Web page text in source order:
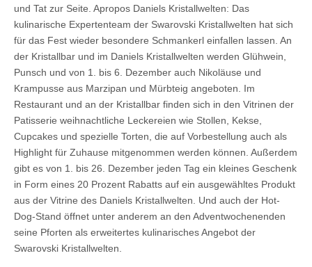
und Tat zur Seite. Apropos Daniels Kristallwelten: Das
kulinarische Expertenteam der Swarovski Kristallwelten hat sich
für das Fest wieder besondere Schmankerl einfallen lassen. An
der Kristallbar und im Daniels Kristallwelten werden Glühwein,
Punsch und von 1. bis 6. Dezember auch Nikoläuse und
Krampusse aus Marzipan und Mürbteig angeboten. Im
Restaurant und an der Kristallbar finden sich in den Vitrinen der
Patisserie weihnachtliche Leckereien wie Stollen, Kekse,
Cupcakes und spezielle Torten, die auf Vorbestellung auch als
Highlight für Zuhause mitgenommen werden können. Außerdem
gibt es von 1. bis 26. Dezember jeden Tag ein kleines Geschenk
in Form eines 20 Prozent Rabatts auf ein ausgewähltes Produkt
aus der Vitrine des Daniels Kristallwelten. Und auch der Hot-
Dog-Stand öffnet unter anderem an den Adventwochenenden
seine Pforten als erweitertes kulinarisches Angebot der
Swarovski Kristallwelten.